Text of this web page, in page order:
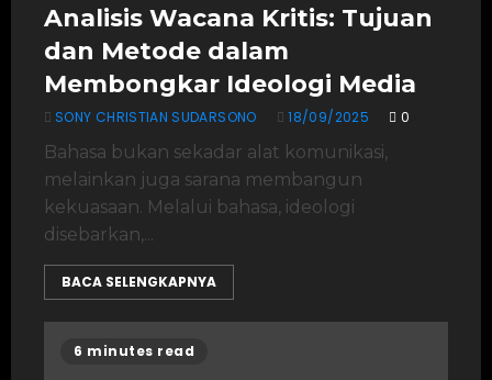
Analisis Wacana Kritis: Tujuan
dan Metode dalam
Membongkar Ideologi Media
SONY CHRISTIAN SUDARSONO 18/09/2025 0
Bahasa bukan sekadar alat komunikasi,
melainkan juga sarana membangun
kekuasaan. Melalui bahasa, ideologi
disebarkan,...
BACA SELENGKAPNYA
6 minutes read